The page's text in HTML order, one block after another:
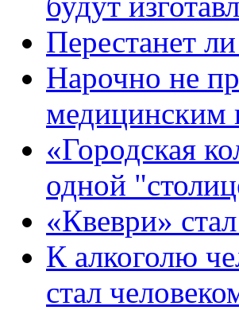
Перестанет
Нарочно не
медицинским
«Городская
одной
«Квеври»
К алкоголю
стал